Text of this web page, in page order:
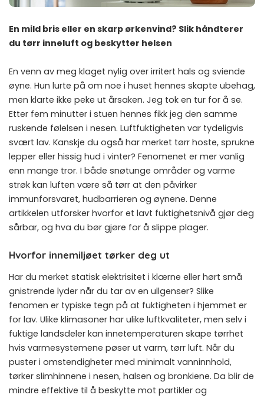
En mild bris eller en skarp ørkenvind? Slik håndterer
du tørr inneluft og beskytter helsen
En venn av meg klaget nylig over irritert hals og sviende
øyne. Hun lurte på om noe i huset hennes skapte ubehag,
men klarte ikke peke ut årsaken. Jeg tok en tur for å se.
Etter fem minutter i stuen hennes fikk jeg den samme
ruskende følelsen i nesen. Luftfuktigheten var tydeligvis
svært lav. Kanskje du også har merket tørr hoste, sprukne
lepper eller hissig hud i vinter? Fenomenet er mer vanlig
enn mange tror. I både snøtunge områder og varme
strøk kan luften være så tørr at den påvirker
immunforsvaret, hudbarrieren og øynene. Denne
artikkelen utforsker hvorfor et lavt fuktighetsnivå gjør deg
sårbar, og hva du bør gjøre for å slippe plager.
Hvorfor innemiljøet tørker deg ut
Har du merket statisk elektrisitet i klærne eller hørt små
gnistrende lyder når du tar av en ullgenser? Slike
fenomen er typiske tegn på at fuktigheten i hjemmet er
for lav. Ulike klimasoner har ulike luftkvaliteter, men selv i
fuktige landsdeler kan innetemperaturen skape tørrhet
hvis varmesystemene pøser ut varm, tørr luft. Når du
puster i omstendigheter med minimalt vanninnhold,
tørker slimhinnene i nesen, halsen og bronkiene. Da blir de
mindre effektive til å beskytte mot partikler og